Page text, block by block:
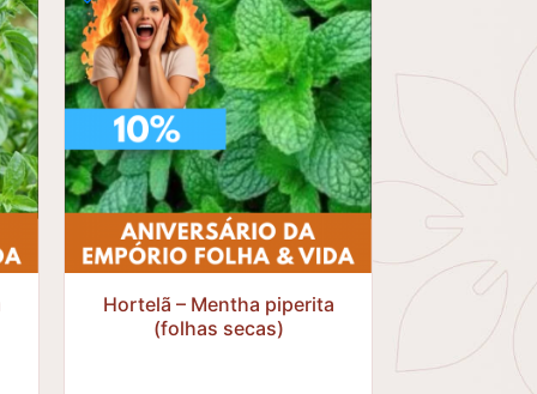
Hortelã – Mentha piperita
(folhas secas)
R$30,25
R$27,23